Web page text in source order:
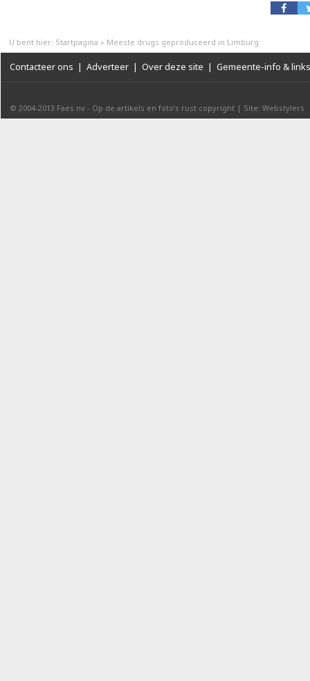
U bent hier: Startpagina » Meeste drugs geproduceerd in Limburg
Contacteer ons | Adverteer | Over deze site | Gemeente-info & links
© 2004-2013 Faes nv - Op de artikels en foto’s rust copyright | Site: Webstylers